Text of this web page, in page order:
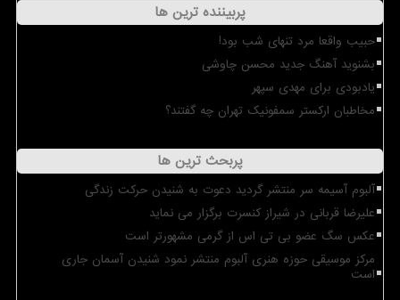
پربیننده ترین ها
حبیب واقعا مرد تنهای شب بود!
بشنوید آهنگ جدید محسن چاوشی
یادبودی برای مهدی سپهر
مخاطبان ارکستر سمفونیک تهران چه گفتند؟
پربحث ترین ها
آلبوم آسیمه سر منتشر گردید دعوت به شنیدن حرکت زندگی
علیرضا قربانی در شیراز کنسرت برگزار می نماید
عکس سگ عضو بی تی اس از گرمی مشهورتر است
مرکز موسیقی حوزه هنری آلبوم منتشر نمود شنیدن آسمان جاری
است